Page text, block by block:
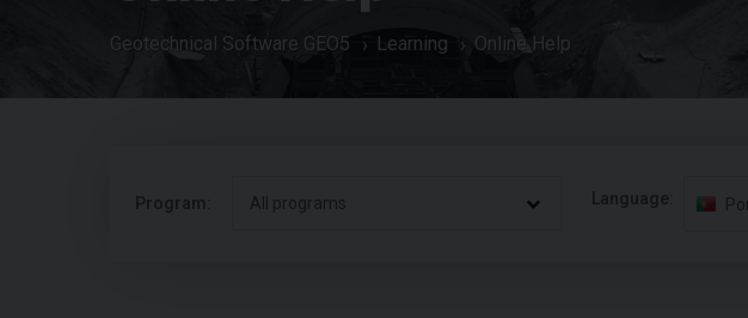
Geotechnical Software GEO5 Learning Online Help
Program: All programs Language: